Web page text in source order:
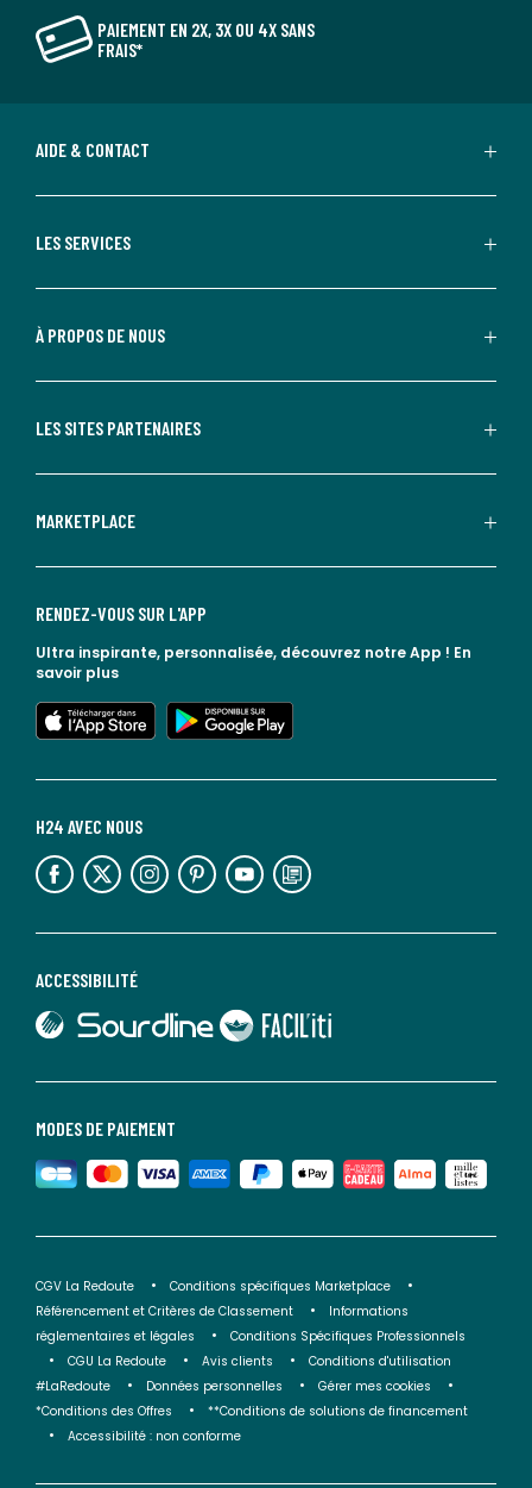
PAIEMENT EN 2X, 3X OU 4X SANS
FRAIS*
AIDE & CONTACT
LES SERVICES
À PROPOS DE NOUS
LES SITES PARTENAIRES
MARKETPLACE
MODES DE PAIEMENT
ACCESSIBILITÉ
lien vers Sourdline
lien vers Faciliti
H24 AVEC NOUS
lien vers l'espace réseaux sociaux lien vers l'espace réseaux sociaux lien vers l'espace réseaux sociaux lien vers l'espace réseaux sociaux lien vers l'espace réseaux sociaux lien vers le blog la redoute
RENDEZ-VOUS SUR L'APP
Ultra inspirante, personnalisée, découvrez notre App ! En
savoir plus
lien vers l'app store
lien vers google play
CGV La Redoute
Conditions spécifiques Marketplace
Référencement et Critères de Classement
Informations
réglementaires et légales
Conditions Spécifiques Professionnels
CGU La Redoute
Avis clients
Conditions d'utilisation
#LaRedoute
Données personnelles
Gérer mes cookies
*Conditions des Offres
**Conditions de solutions de financement
Accessibilité : non conforme